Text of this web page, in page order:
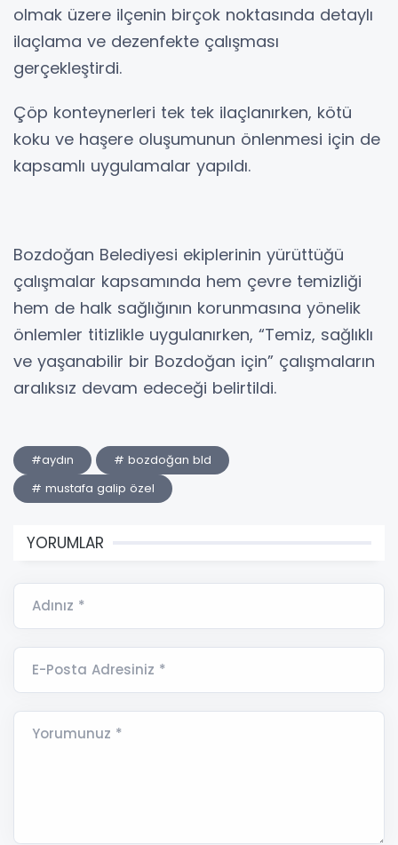
olmak üzere ilçenin birçok noktasında detaylı
ilaçlama ve dezenfekte çalışması
gerçekleştirdi.
Çöp konteynerleri tek tek ilaçlanırken, kötü
koku ve haşere oluşumunun önlenmesi için de
kapsamlı uygulamalar yapıldı.
Bozdoğan Belediyesi ekiplerinin yürüttüğü
çalışmalar kapsamında hem çevre temizliği
hem de halk sağlığının korunmasına yönelik
önlemler titizlikle uygulanırken, “Temiz, sağlıklı
ve yaşanabilir bir Bozdoğan için” çalışmaların
aralıksız devam edeceği belirtildi.
#aydın
# bozdoğan bld
# mustafa galip özel
YORUMLAR
Adınız *
E-Posta Adresiniz *
Yorumunuz *